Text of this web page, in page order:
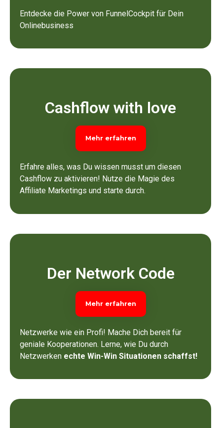
Entdecke die Power von FunnelCockpit für Dein
Onlinebusiness
Cashflow with love
Mehr erfahren
Erfahre alles, was Du wissen musst um diesen
Cashflow zu aktivieren! Nutze die Magie des
Affiliate Marketings und starte durch.
Der Network Code
Mehr erfahren
Netzwerke wie ein Profi! Mache Dich bereit für
geniale Kooperationen. Lerne, wie Du durch
Netzwerken echte Win-Win Situationen schaffst!